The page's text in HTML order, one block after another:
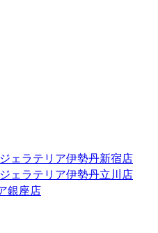
ェラテリア伊勢丹新宿店
ェラテリア伊勢丹立川店
銀座店